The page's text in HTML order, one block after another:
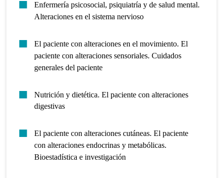
Enfermería psicosocial, psiquiatría y de salud mental.
Alteraciones en el sistema nervioso
El paciente con alteraciones en el movimiento. El
paciente con alteraciones sensoriales. Cuidados
generales del paciente
Nutrición y dietética. El paciente con alteraciones
digestivas
El paciente con alteraciones cutáneas. El paciente
con alteraciones endocrinas y metabólicas.
Bioestadística e investigación